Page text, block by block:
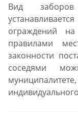
Вид
ограждений
правилами
законности
соседями